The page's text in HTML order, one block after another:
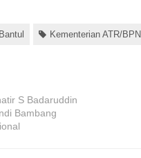
Kementerian ATR/BPN
S Badaruddin
Bambang